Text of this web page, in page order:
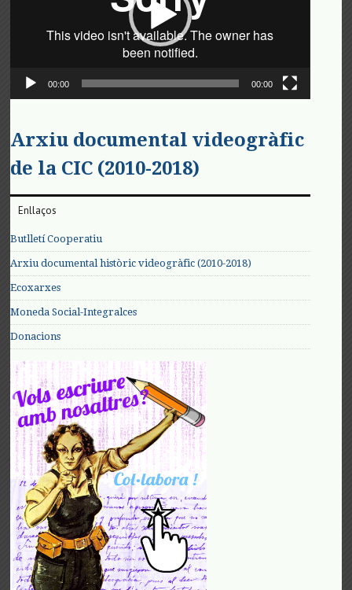
00:00 00:00
Arxiu documental videogràfic
de la CIC (2010-2018)
Enllaços
Butlletí Cooperatiu
Arxiu documental històric videogràfic (2010-2018)
Ecoxarxes
Moneda Social-Integralces
Donacions